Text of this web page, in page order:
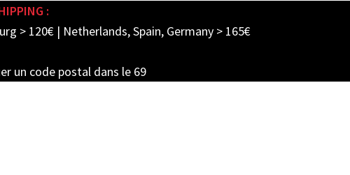
:
> 120€ | Netherlands, Spain, Germany > 165€
un code postal dans le 69